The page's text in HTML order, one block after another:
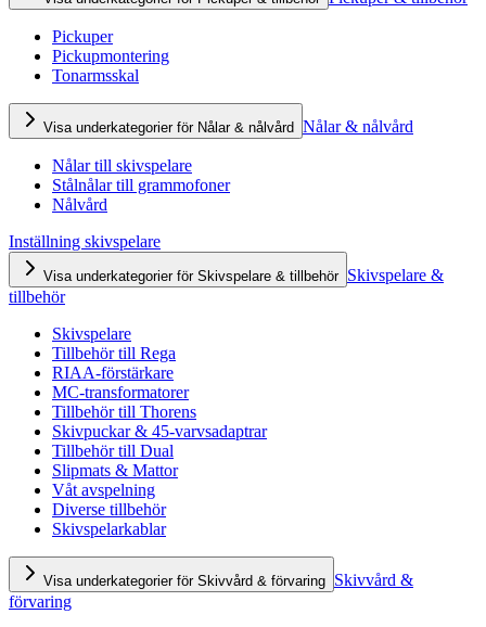
Pickuper
Pickupmontering
Tonarmsskal
Visa underkategorier för Nålar & nålvård Nålar & nålvård
Nålar till skivspelare
Stålnålar till grammofoner
Nålvård
Inställning skivspelare
Visa underkategorier för Skivspelare & tillbehör Skivspelare &
tillbehör
Skivspelare
Tillbehör till Rega
RIAA-förstärkare
MC-transformatorer
Tillbehör till Thorens
Skivpuckar & 45-varvsadaptrar
Tillbehör till Dual
Slipmats & Mattor
Våt avspelning
Diverse tillbehör
Skivspelarkablar
Visa underkategorier för Skivvård & förvaring Skivvård &
förvaring